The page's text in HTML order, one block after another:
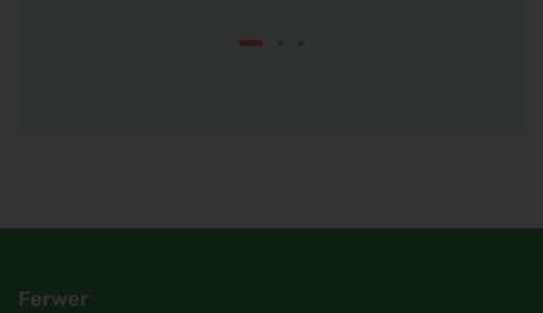
Ferwer